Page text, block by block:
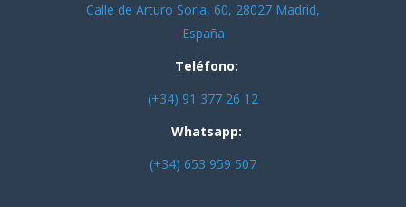
Calle de Arturo Soria, 60, 28027 Madrid,
España
Teléfono:
(+34) 91 377 26 12
Whatsapp:
(+34) 653 959 507